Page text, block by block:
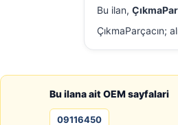
Bu ilan,
ÇıkmaParçacın;
Bu ilana ait OEM sayfalari
09116450